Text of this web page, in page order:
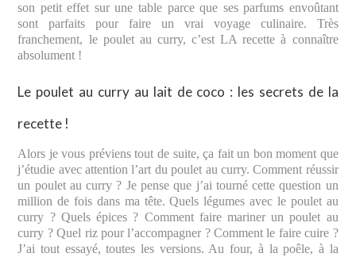
son petit effet sur une table parce que ses parfums envoûtant
sont parfaits pour faire un vrai voyage culinaire. Très
franchement, le poulet au curry, c’est LA recette à connaître
absolument !
Le poulet au curry au lait de coco : les secrets de la
recette !
Alors je vous préviens tout de suite, ça fait un bon moment que
j’étudie avec attention l’art du poulet au curry. Comment réussir
un poulet au curry ? Je pense que j’ai tourné cette question un
million de fois dans ma tête. Quels légumes avec le poulet au
curry ? Quels épices ? Comment faire mariner un poulet au
curry ? Quel riz pour l’accompagner ? Comment le faire cuire ?
J’ai tout essayé, toutes les versions. Au four, à la poêle, à la